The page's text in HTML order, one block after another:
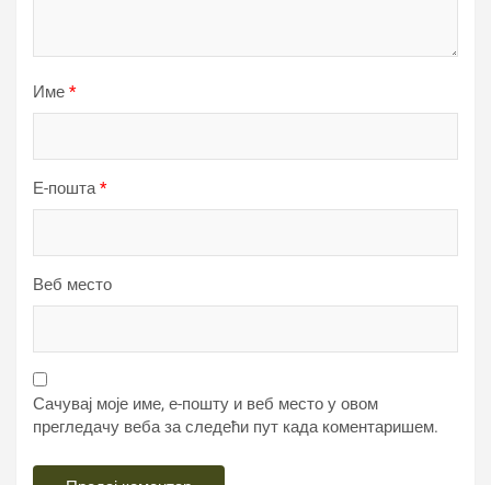
Име *
Е-пошта*
Веб место
Сачувај моје име, е-пошту и веб место у овом
прегледачу веба за следећи пут када коментаришем.